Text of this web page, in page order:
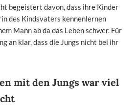
begeistert davon, dass ihre Kinder
des Kindsvaters kennenlernen
Mann ab da das Leben schwer. Für
an klar, dass die Jungs nicht bei ihr
mit den Jungs war viel